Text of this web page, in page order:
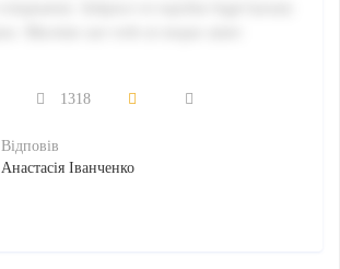
1318
Відповів
Анастасія Іванченко